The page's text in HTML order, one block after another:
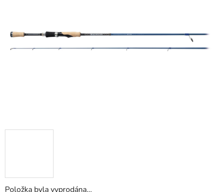
Položka byla vyprodána…
hvězdiček.